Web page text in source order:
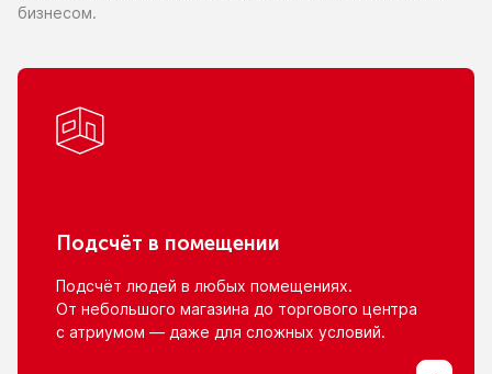
бизнесом.
Подсчёт в помещении
Подсчёт людей в любых помещениях.
От небольшого магазина до торгового центра
с атриумом — даже для сложных условий.